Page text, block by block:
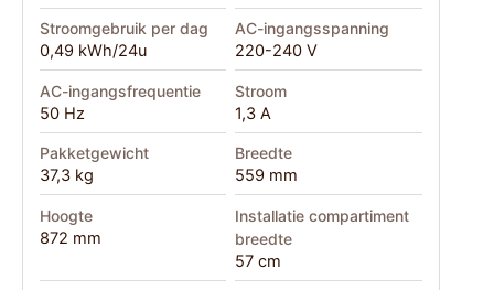
Stroomgebruik per dag
0,49 kWh/24u
AC-ingangsspanning
220-240 V
AC-ingangsfrequentie
50 Hz
Stroom
1,3 A
Pakketgewicht
37,3 kg
Breedte
559 mm
Hoogte
872 mm
Installatie compartiment
breedte
57 cm